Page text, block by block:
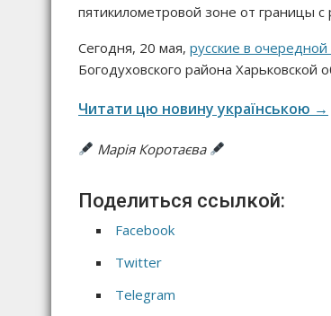
пятикилометровой зоне от границы с
Сегодня, 20 мая, русские в
Богодуховского района Харьковской
Читати цю новину українською →
Марія Коротаєва
Поделиться ссылкой:
Facebook
Twitter
Telegram